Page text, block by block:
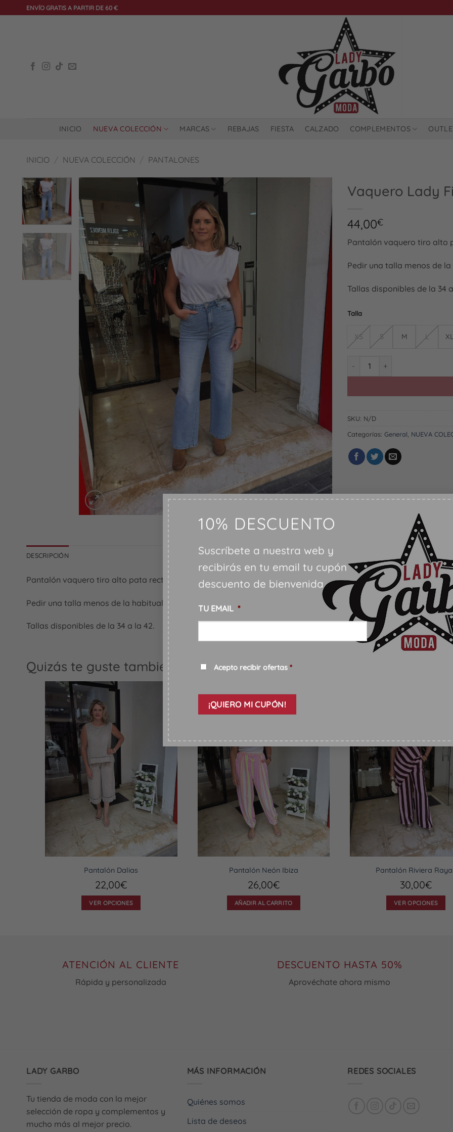
10% DESCUENTO
Suscríbete a nuestra web y
recibirás en tu email tu cupón
descuento de bienvenida
TU EMAIL *
Consentimiento
Acepto recibir ofertas *
al
ENVÍO GRATIS A PARTIR DE 60 €
INICIO NUEVA COLECCIÓN MARCAS REBAJAS FIESTA CALZADO COMPLEMENTOS
INICIO / NUEVA COLECCIÓN / PANTALONES
Vaquero Lady
44,00€
Pantalón vaquero tiro alto
Pedir una talla menos de
Tallas disponibles de la 34
Talla
XS S M L
SKU: N/D
Categorías: General, NUEVA
DESCRIPCIÓN
Pantalón vaquero tiro alto pata recta, elástico.
Pedir una talla menos de la habitual.
Tallas disponibles de la 34 a la 42.
Quizás te guste también...
Pantalón Dalias
22,00€
VER OPCIONES
variantes.
opciones
Pantalón Neón Ibiza
26,00€
AÑADIR AL CARRITO
Pantalón Riviera
30,00€
VER OPCIONES
de
ATENCIÓN AL CLIENTE
Rápida y personalizada
DESCUENTO HASTA 50%
Aprovéchate ahora mismo
LADY GARBO
Tu tienda de moda con la mejor
selección de ropa y complementos y
mucho más al mejor precio.
MÁS INFORMACIÓN
Quiénes somos
Lista de deseos
REDES SOCIALES